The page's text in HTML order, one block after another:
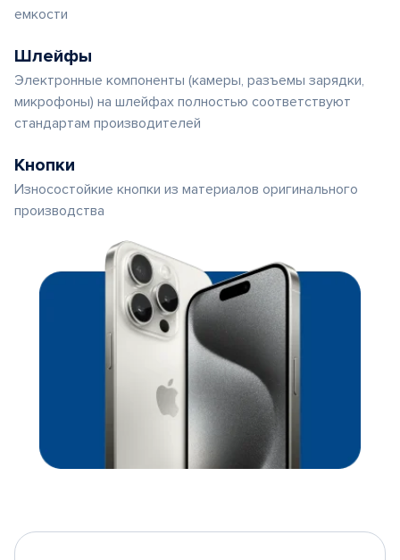
емкости
Шлейфы
Электронные компоненты (камеры, разъемы зарядки,
микрофоны) на шлейфах полностью соответствуют
стандартам производителей
Кнопки
Износостойкие кнопки из материалов оригинального
производства